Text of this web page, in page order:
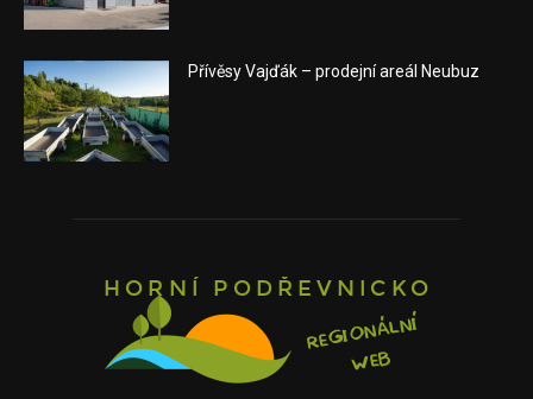
Přívěsy Vajďák – prodejní areál Neubuz